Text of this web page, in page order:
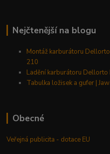
Nejčtenější na blogu
Montáž karburátoru
210
Ladění karburátoru Dellorto
Tabulka ložisek a gufer |
Obecné
Veřejná publicita - dotace EU